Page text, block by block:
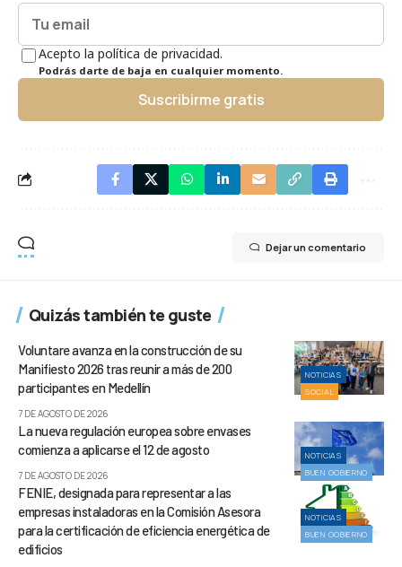
Acepto la política de privacidad.
Podrás darte de baja en cualquier momento.
Suscribirme gratis
Dejar un comentario
Quizás también te guste
NOTICIAS
SOCIAL
Voluntare avanza en la construcción de su
Manifiesto 2026 tras reunir a más de 200
participantes en Medellín
7 DE AGOSTO DE 2026
NOTICIAS
BUEN GOBIERNO
La nueva regulación europea sobre envases
comienza a aplicarse el 12 de agosto
7 DE AGOSTO DE 2026
NOTICIAS
BUEN GOBIERNO
FENIE, designada para representar a las
empresas instaladoras en la Comisión Asesora
para la certificación de eficiencia energética de
edificios